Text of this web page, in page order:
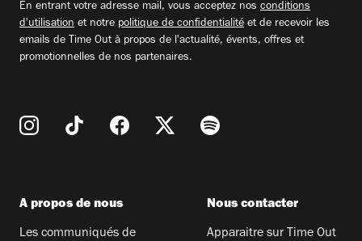
En entrant votre adresse mail, vous acceptez nos conditions
d'utilisation et notre politique de confidentialité et de recevoir les
emails de Time Out à propos de l'actualité, évents, offres et
promotionnelles de nos partenaires.
A propos de nous
Les communiqués de
Nous contacter
Apparaitre sur Time Out